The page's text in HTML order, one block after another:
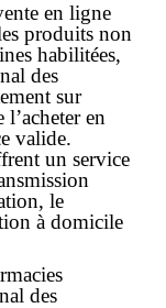
en ligne
produits non
habilitées,
des
sur
l’acheteren
valide.
un service
le
à domicile
des